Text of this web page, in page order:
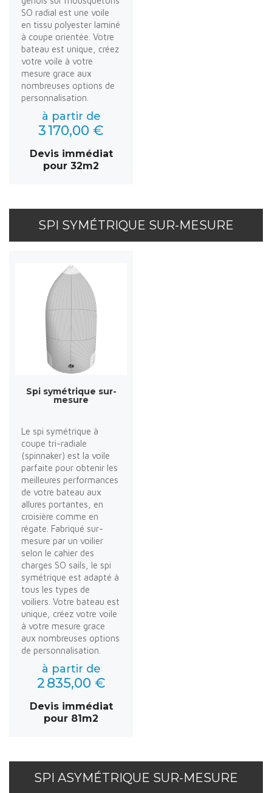
SO radial est une voile
en tissu polyester laminé
à coupe orientée. Votre
bateau est unique, créez
votre voile à votre
mesure grace aux
nombreuses options de
personnalisation.
à partir de
3 170,00 €
Devis immédiat
pour 32m2
SPI SYMÉTRIQUE SUR-MESURE
Spi symétrique sur-
mesure
Le spi symétrique à
coupe tri-radiale
(spinnaker) est la voile
parfaite pour obtenir les
meilleures performances
de votre bateau aux
allures portantes, en
croisière comme en
régate. Fabriqué sur-
mesure par un voilier
selon le cahier des
charges SO sails, le spi
symétrique est adapté à
tous les types de
voiliers. Votre bateau est
unique, créez votre voile
à votre mesure grace
aux nombreuses options
de personnalisation.
à partir de
2 835,00 €
Devis immédiat
pour 81m2
SPI ASYMÉTRIQUE SUR-MESURE